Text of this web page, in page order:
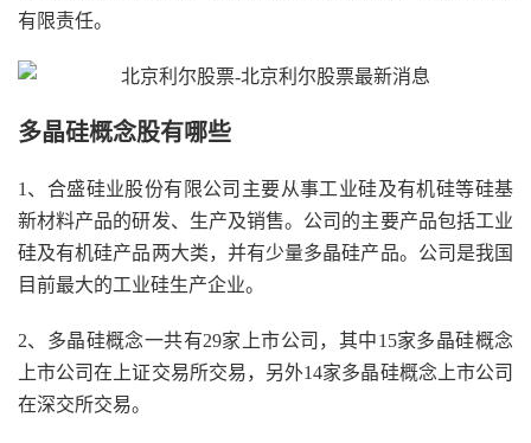
有限责任。
多晶硅概念股有哪些
1、合盛硅业股份有限公司主要从事工业硅及有机硅等硅基
新材料产品的研发、生产及销售。公司的主要产品包括工业
硅及有机硅产品两大类，并有少量多晶硅产品。公司是我国
目前最大的工业硅生产企业。
2、多晶硅概念一共有29家上市公司，其中15家多晶硅概念
上市公司在上证交易所交易，另外14家多晶硅概念上市公司
在深交所交易。